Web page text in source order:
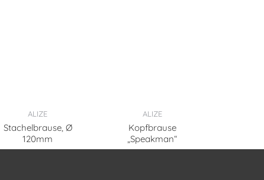
ALIZE
Stachelbrause, Ø
120mm
ALIZE
Kopfbrause
„Speakman“